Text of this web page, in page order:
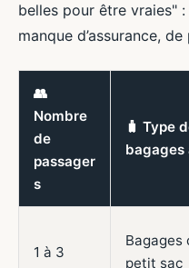
belles pour être vraies"
manque d’assurance,
👥
Nombre
de
passager
s
🧳 Type
bagages
1 à 3
Bagages
petit sac